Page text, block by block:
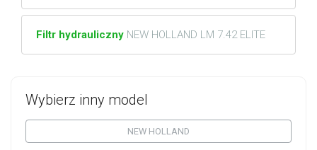
Wybierz inny model
NEW HOLLAND
Filtr hydrauliczny NEW HOLLAND LM 7.42 ELITE